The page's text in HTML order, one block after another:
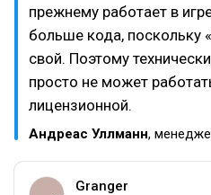
прежнему работает в
больше кода, поскольку
свой. Поэтому
просто не может
лицензионной.
Андреас Уллманн,
Granger